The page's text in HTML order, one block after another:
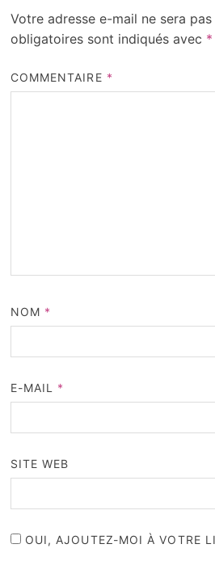
Votre adresse e-mail ne sera pas
obligatoires sont indiqués avec *
COMMENTAIRE *
NOM *
E-MAIL *
SITE WEB
OUI, AJOUTEZ-MOI À VOTRE